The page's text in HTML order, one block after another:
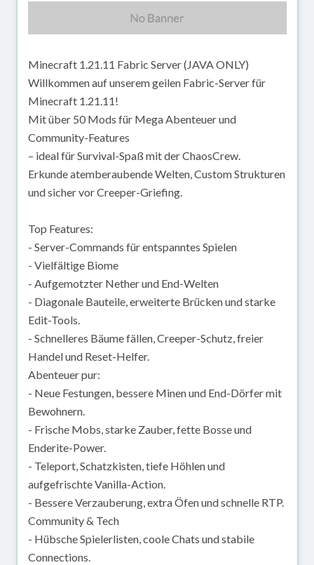
Minecraft 1.21.11 Fabric Server (JAVA ONLY)
Willkommen auf unserem geilen Fabric-Server für
Minecraft 1.21.11!
Mit über 50 Mods für Mega Abenteuer und
Community-Features
– ideal für Survival-Spaß mit der ChaosCrew.
Erkunde atemberaubende Welten, Custom Strukturen
und sicher vor Creeper-Griefing.
Top Features:
- Server-Commands für entspanntes Spielen
- Vielfältige Biome
- Aufgemotzter Nether und End-Welten
- Diagonale Bauteile, erweiterte Brücken und starke
Edit-Tools.
- Schnelleres Bäume fällen, Creeper-Schutz, freier
Handel und Reset-Helfer.
Abenteuer pur:
- Neue Festungen, bessere Minen und End-Dörfer mit
Bewohnern.
- Frische Mobs, starke Zauber, fette Bosse und
Enderite-Power.
- Teleport, Schatzkisten, tiefe Höhlen und
aufgefrischte Vanilla-Action.
- Bessere Verzauberung, extra Öfen und schnelle RTP.
Community & Tech
- Hübsche Spielerlisten, coole Chats und stabile
Connections.